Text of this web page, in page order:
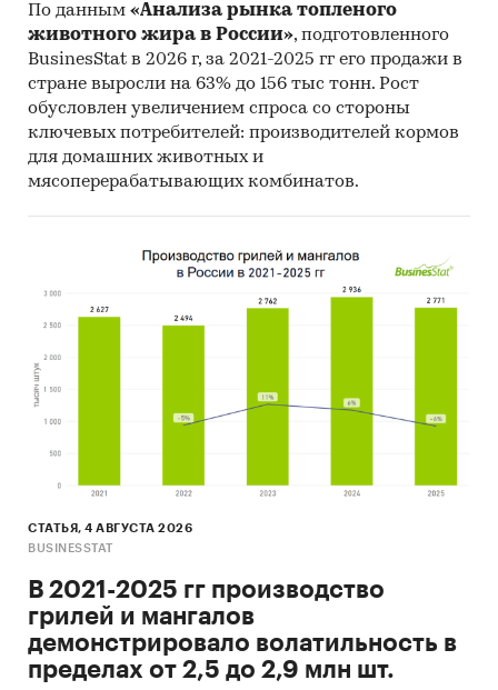
По данным «Анализа рынка топленого
животного жира в России», подготовленного
BusinesStat в 2026 г, за 2021-2025 гг его продажи в
стране выросли на 63% до 156 тыс тонн. Рост
обусловлен увеличением спроса со стороны
ключевых потребителей: производителей кормов
для домашних животных и
мясоперерабатывающих комбинатов.
СТАТЬЯ, 4 АВГУСТА 2026
BUSINESSTAT
В 2021-2025 гг производство
грилей и мангалов
демонстрировало волатильность в
пределах от 2,5 до 2,9 млн шт.